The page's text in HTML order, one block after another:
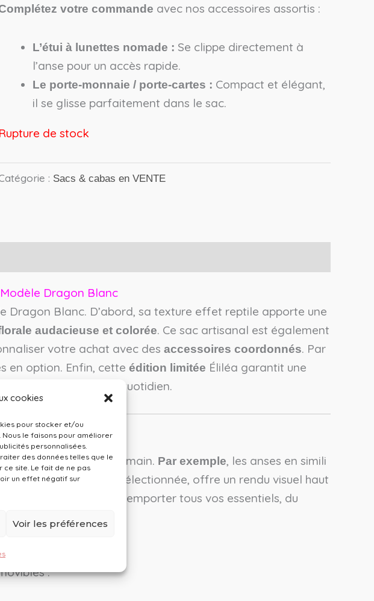
cookies
pour stocker et/ou
le faisons pour améliorer
personnalisées.
des données telles que le
ce site. Le fait de ne pas
un effet négatif sur
Voir les préférences
votre commande avec nos accessoires assortis :
L’étui à lunettes nomade : Se clippe directement à
l’anse pour un accès rapide.
Le porte-monnaie / porte-cartes : Compact et élégant,
il se glisse parfaitement dans le sac.
Rupture de stock
: Sacs & cabas en VENTE
Dragon Blanc
Dragon Blanc. D’abord, sa texture effet reptile apporte une
audacieuse et colorée. Ce sac artisanal est également
votre achat avec des accessoires coordonnés. Par
en option. Enfin, cette édition limitée Éliléa garantit une
l’allié idéal de votre quotidien.
reptile
d’une fabrication main. Par exemple, les anses en simili
soigneusement sélectionnée, offre un rendu visuel haut
de ce sac permet d’emporter tous vos essentiels, du
: